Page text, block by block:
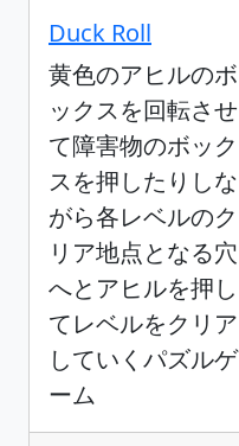
Duck Roll
黄色のアヒルのボ
ックスを回転させ
て障害物のボック
スを押したりしな
がら各レベルのク
リア地点となる穴
へとアヒルを押し
てレベルをクリア
していくパズルゲ
ーム